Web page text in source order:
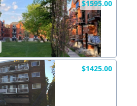
$1595.00
$1425.00